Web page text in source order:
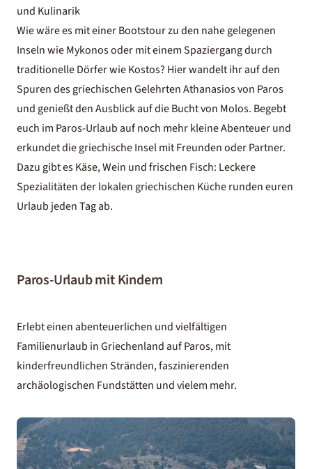
und Kulinarik
Wie wäre es mit einer Bootstour zu den nahe gelegenen
Inseln wie Mykonos oder mit einem Spaziergang durch
traditionelle Dörfer wie Kostos? Hier wandelt ihr auf den
Spuren des griechischen Gelehrten Athanasios von Paros
und genießt den Ausblick auf die Bucht von Molos. Begebt
euch im Paros-Urlaub auf noch mehr kleine Abenteuer und
erkundet die griechische Insel mit Freunden oder Partner.
Dazu gibt es Käse, Wein und frischen Fisch: Leckere
Spezialitäten der lokalen griechischen Küche runden euren
Urlaub jeden Tag ab.
Paros-Urlaub mit Kindern
Erlebt einen abenteuerlichen und vielfältigen
Familienurlaub in Griechenlandauf Paros, mit
kinderfreundlichen Stränden, faszinierenden
archäologischen Fundstätten und vielem mehr.